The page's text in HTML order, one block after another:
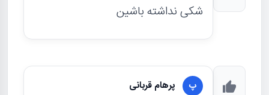
شکی نداشته باشین
پ پرهام قربانی